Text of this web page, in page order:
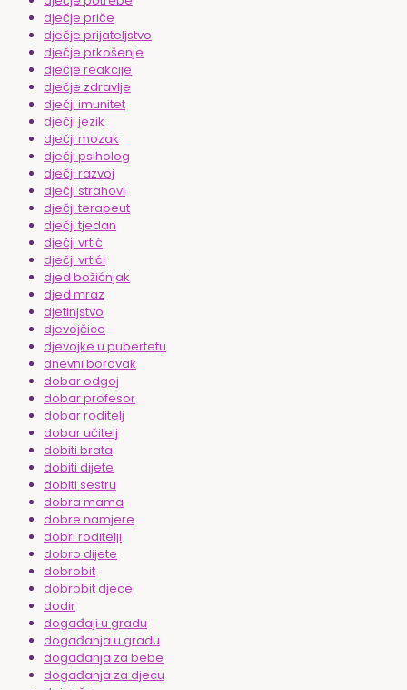
dječje priče
dječje prijateljstvo
dječje prkošenje
dječje reakcije
dječje zdravlje
dječji imunitet
dječji jezik
dječji mozak
dječji psiholog
dječji razvoj
dječji strahovi
dječji terapeut
dječji tjedan
dječji vrtić
dječji vrtići
djed božićnjak
djed mraz
djetinjstvo
djevojčice
djevojke u pubertetu
dnevni boravak
dobar odgoj
dobar profesor
dobar roditelj
dobar učitelj
dobiti brata
dobiti dijete
dobiti sestru
dobra mama
dobre namjere
dobri roditelji
dobro dijete
dobrobit
dobrobit djece
dodir
događaji u gradu
događanja u gradu
događanja za bebe
događanja za djecu